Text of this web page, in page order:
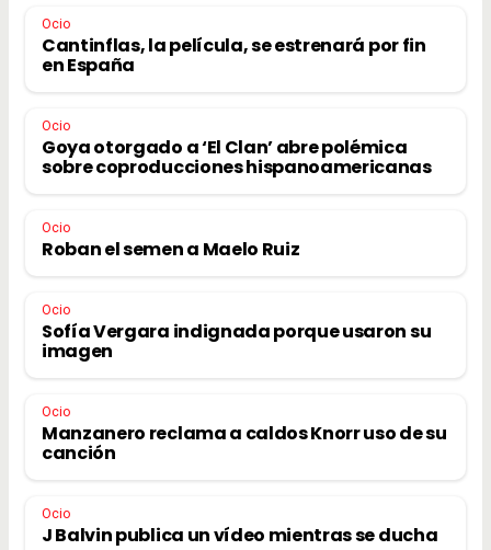
Ocio
Cantinflas, la película, se estrenará por fin
en España
Ocio
Goya otorgado a ‘El Clan’ abre polémica
sobre coproducciones hispanoamericanas
Ocio
Roban el semen a Maelo Ruiz
Ocio
Sofía Vergara indignada porque usaron su
imagen
Ocio
Manzanero reclama a caldos Knorr uso de su
canción
Ocio
J Balvin publica un vídeo mientras se ducha